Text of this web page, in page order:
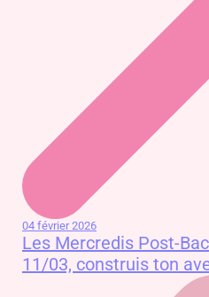
04 février 2026
Les Mercredis Post-
11/03, construis ton